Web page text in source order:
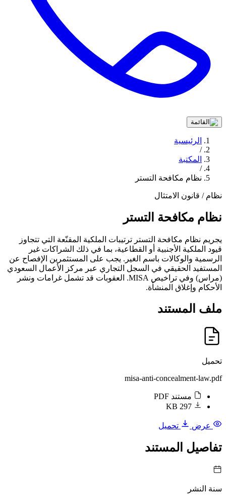
الرئيسية
/
المكتبة
/
نظام مكافحة التستر
نظام / قانون الامتثال
نظام مكافحة التستر
يجريم نظام مكافحة التستر ترتيبات الملكية المقنّعة التي تتجاوز
قيود الملكية الأجنبية أو القطاعية، بما في ذلك الشراكات غير
الرسمية والوكالات باسم الغير. يجب على المستثمرين الإفصاح عن
المستفيد الحقيقي في السجل التجاري عبر مركز الأعمال السعودي
(مراس) وفي تراخيص MISA. العقوبات قد تشمل غرامات ونشر
الأحكام وإغلاق المنشأة.
ملف المستند
تحميل
misa-anti-concealment-law.pdf
مستند PDF
297 KB
عرض تحميل
تفاصيل المستند
سنة النشر